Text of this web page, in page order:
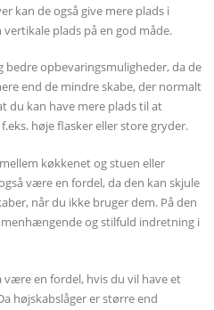
kan de også give mere plads i
plads på en god måde.
bedre opbevaringsmuligheder, da de
end de mindre skabe, der normalt
du kan have mere plads til at
høje flasker eller store gryder.
køkkenet og stuen eller
være en fordel, da den kan skjule
når du ikke bruger dem. På den
og stilfuld indretning i
være en fordel, hvis du vil have et
højskabslåger er større end